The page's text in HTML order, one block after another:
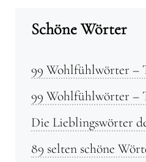
Schöne Wörter
99 Wohlfühlwörter –
99 Wohlfühlwörter –
Die Lieblingswörter
89 selten schöne